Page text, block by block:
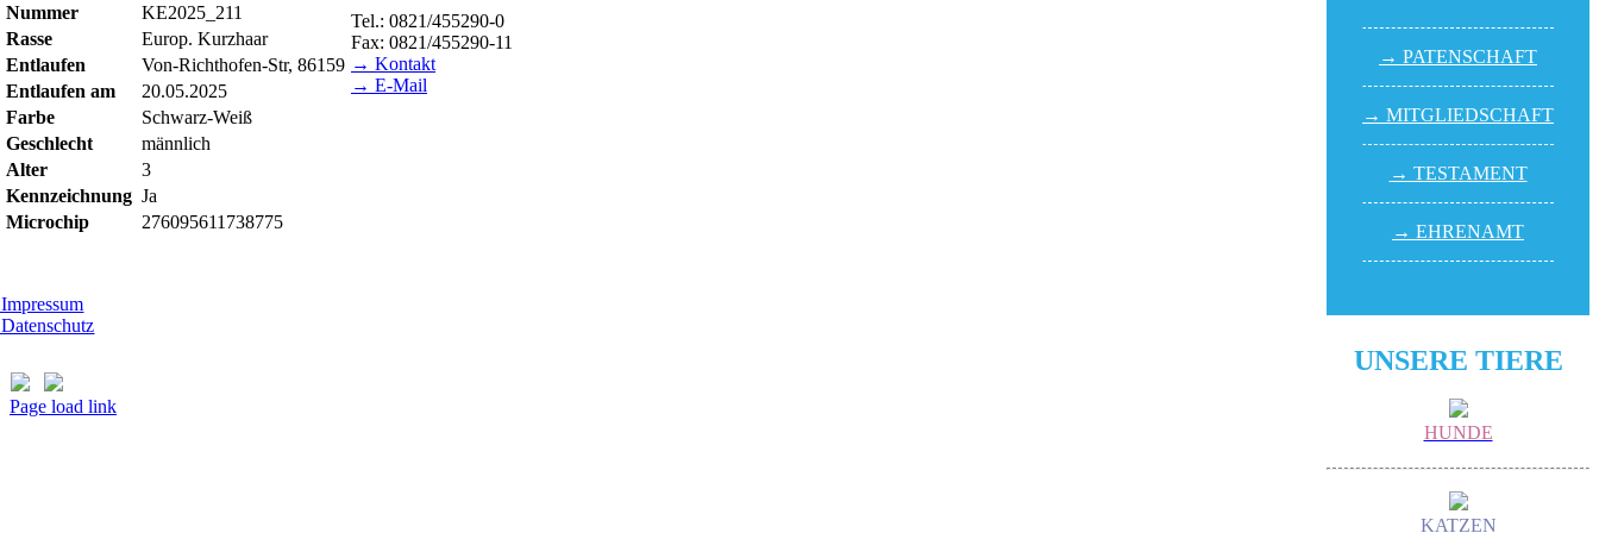
Nummer
KE2025_211
Rasse
Europ. Kurzhaar
Entlaufen
Von-Richthofen-Str, 86159
Entlaufen am
20.05.2025
Farbe
Schwarz-Weiß
Geschlecht
männlich
Alter
3
Kennzeichnung Ja
Microchip
276095611738775
→ PATEN­SCHAFT
→ MITGLIED­SCHAFT
→ TESTA­MENT
→ EHREN­AMT
UNSERE TIERE
HUNDE
KATZEN
Tel.: 0821/455290-0
Fax: 0821/455290-11
→ Kontakt
→ E-Mail
Page load link